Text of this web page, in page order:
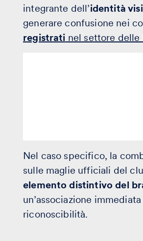
integrante dell’identità
generare confusione nei
registrati nel settore delle
Nel caso specifico, la
sulle maglie ufficiali del
elemento distintivo del
un’associazione
riconoscibilità.